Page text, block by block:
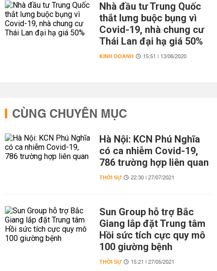
Nhà đầu tư Trung Quốc
thắt lưng buộc bụng vì
Covid-19, nhà chung cư
Thái Lan đại hạ giá 50%
KINH DOANH 15:51 | 13/06/2020
CÙNG CHUYÊN MỤC
Hà Nội: KCN Phú Nghĩa
có ca nhiễm Covid-19,
786 trường hợp liên quan
THỜI SỰ 22:30 | 27/07/2021
Sun Group hỗ trợ Bắc
Giang lắp đặt Trung tâm
Hồi sức tích cực quy mô
100 giường bệnh
THỜI SỰ 15:21 | 27/05/2021